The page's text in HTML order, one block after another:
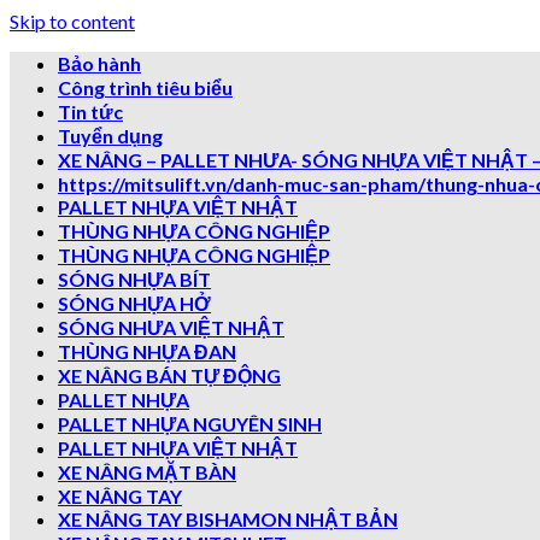
Skip to content
Bảo hành
Công trình tiêu biểu
Tin tức
Tuyển dụng
XE NÂNG – PALLET NHƯA- SÓNG NHỰA VIỆT NHẬT
https://mitsulift.vn/danh-muc-san-pham/thung-nhua-
PALLET NHỰA VIỆT NHẬT
THÙNG NHỰA CÔNG NGHIỆP
THÙNG NHỰA CÔNG NGHIỆP
SÓNG NHỰA BÍT
SÓNG NHỰA HỞ
SÓNG NHƯA VIỆT NHẬT
THÙNG NHỰA ĐAN
XE NÂNG BÁN TỰ ĐỘNG
PALLET NHỰA
PALLET NHỰA NGUYÊN SINH
PALLET NHỰA VIỆT NHẬT
XE NÂNG MẶT BÀN
XE NÂNG TAY
XE NÂNG TAY BISHAMON NHẬT BẢN